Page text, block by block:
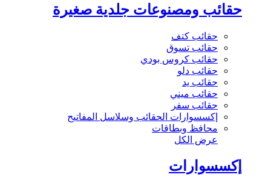
حقائب ومصنوعات جلدية صغيرة
حقائب كتف
حقائب تسوق
حقائب كروس بودي
حقائب دلو
حقائب يد
حقائب ميني
حقائب سفر
إكسسوارات الحقائب وسلاسل المفاتيح
محافظ وبطاقات
عرض الكل
إكسسوارات